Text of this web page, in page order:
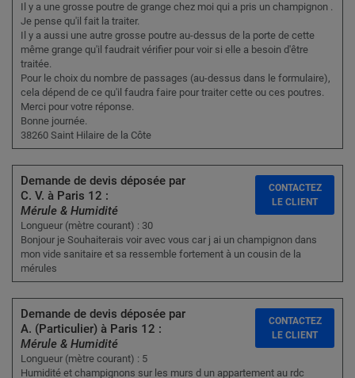
Il y a une grosse poutre de grange chez moi qui a pris un champignon .
Je pense qu'il fait la traiter.
Il y a aussi une autre grosse poutre au-dessus de la porte de cette
même grange qu'il faudrait vérifier pour voir si elle a besoin d'être
traitée.
Pour le choix du nombre de passages (au-dessus dans le formulaire),
cela dépend de ce qu'il faudra faire pour traiter cette ou ces poutres.
Merci pour votre réponse.
Bonne journée.
38260 Saint Hilaire de la Côte
Demande de devis déposée par
C. V. à Paris 12 :
Mérule & Humidité
Longueur (mètre courant) : 30
Bonjour je Souhaiterais voir avec vous car j ai un champignon dans
mon vide sanitaire et sa ressemble fortement à un cousin de la
mérules
CONTACTEZ
LE CLIENT
Demande de devis déposée par
A. (Particulier) à Paris 12 :
Mérule & Humidité
Longueur (mètre courant) : 5
Humidité et champignons sur les murs d un appartement au rdc
CONTACTEZ
LE CLIENT